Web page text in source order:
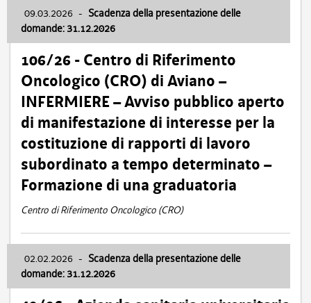
09.03.2026 - Scadenza della presentazione delle
domande: 31.12.2026
106/26 - Centro di Riferimento
Oncologico (CRO) di Aviano –
INFERMIERE – Avviso pubblico aperto
di manifestazione di interesse per la
costituzione di rapporti di lavoro
subordinato a tempo determinato –
Formazione di una graduatoria
Centro di Riferimento Oncologico (CRO)
02.02.2026 - Scadenza della presentazione delle
domande: 31.12.2026